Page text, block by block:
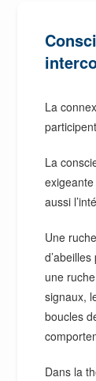
La
La
aussi
Une
une
signaux,
boucles
Dans la